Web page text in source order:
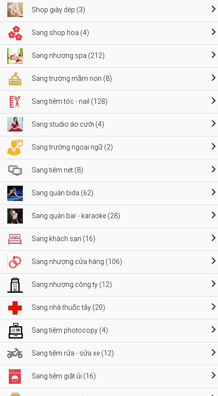
Shop giày dép (3)
Sang shop hoa (4)
Sang nhượng spa (212)
Sang trường mầm non (8)
Sang tiệm tóc - nail (128)
Sang studio áo cưới (4)
Sang trường ngoại ngữ (2)
Sang tiệm net (8)
Sang quán bida (62)
Sang quán bar - karaoke (28)
Sang khách sạn (16)
Sang nhượng cửa hàng (106)
Sang nhượng công ty (12)
Sang nhà thuốc tây (20)
Sang tiệm photocopy (4)
Sang tiệm rửa - sửa xe (12)
Sang tiệm giặt ủi (16)